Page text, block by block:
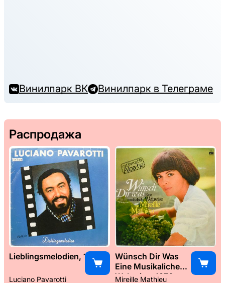
Винилпарк ВК Винилпарк в Телеграме
Распродажа
Lieblingsmelodien, 1989
Luciano Pavarotti
Wünsch Dir Was
Eine Musikaliche
Weltreise, 1976
Mireille Mathieu